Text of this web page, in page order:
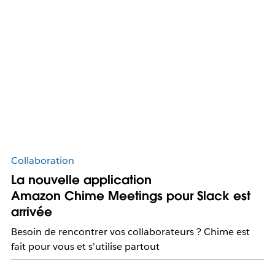
Collaboration
La nouvelle application
Amazon Chime Meetings pour Slack est
arrivée
Besoin de rencontrer vos collaborateurs ? Chime est
fait pour vous et s’utilise partout